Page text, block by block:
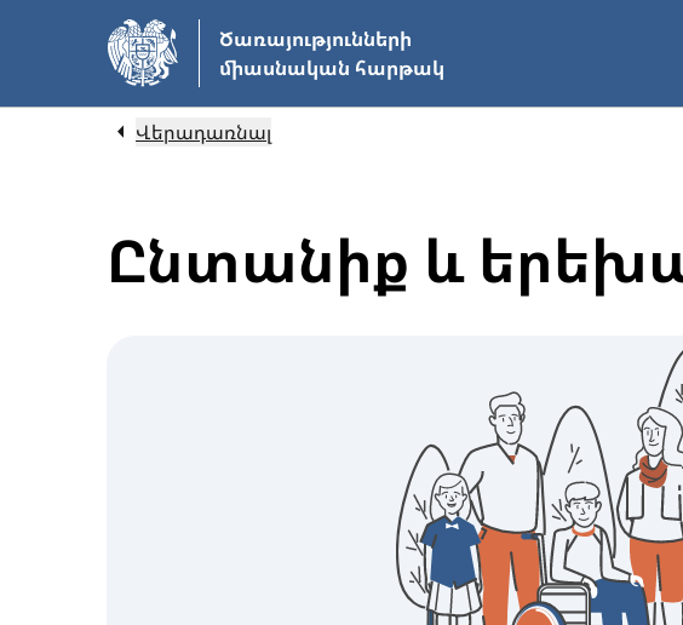
բովանդակությանը
Ծառայությունների
միասնական հարթակ
Վերադառնալ
Ընտանիք և